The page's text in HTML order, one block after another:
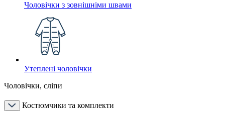
Чоловічки з зовнішніми швами
Утеплені чоловічки
Чоловічки, сліпи
Костюмчики та комплекти